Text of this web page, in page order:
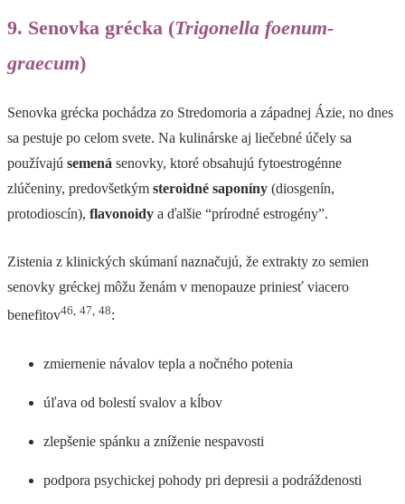
9. Senovka grécka (Trigonella foenum-
graecum)
Senovka grécka pochádza zo Stredomoria a západnej Ázie, no dnes
sa pestuje po celom svete. Na kulinárske aj liečebné účely sa
používajú semená senovky, ktoré obsahujú fytoestrogénne
zlúčeniny, predovšetkým steroidné saponíny (diosgenín,
protodioscín), flavonoidy a ďalšie “prírodné estrogény”.
Zistenia z klinických skúmaní naznačujú, že extrakty zo semien
senovky gréckej môžu ženám v menopauze priniesť viacero
benefitov46, 47, 48:
zmiernenie návalov tepla a nočného potenia
úľava od bolestí svalov a kĺbov
zlepšenie spánku a zníženie nespavosti
podpora psychickej pohody pri depresii a podráždenosti